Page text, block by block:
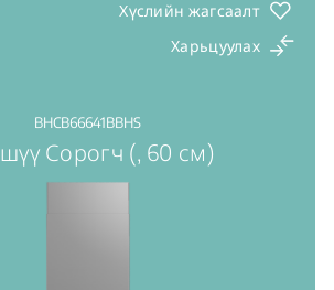
Хүслийн жагсаалт
Харьцуулах
BHCB66641BBHS
Сорогч (, 60 см)